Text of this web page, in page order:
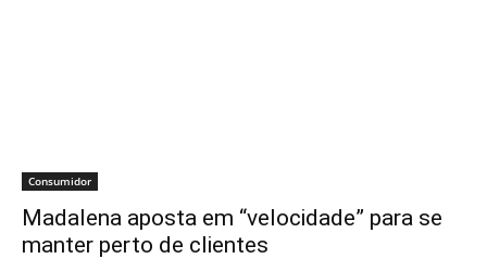
Consumidor
Madalena aposta em “velocidade” para se
manter perto de clientes